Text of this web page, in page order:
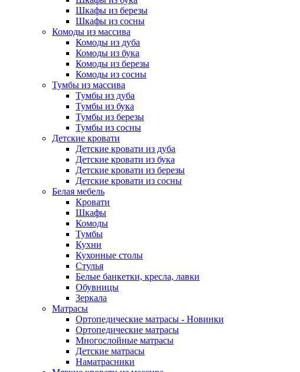
Шкафы из березы
Шкафы из сосны
Комоды из массива
Комоды из дуба
Комоды из бука
Комоды из березы
Комоды из сосны
Тумбы из массива
Тумбы из дуба
Тумбы из бука
Тумбы из березы
Тумбы из сосны
Детские кровати
Детские кровати из дуба
Детские кровати из бука
Детские кровати из березы
Детские кровати из сосны
Белая мебель
Кровати
Шкафы
Комоды
Тумбы
Кухни
Кухонные столы
Стулья
Белые банкетки, кресла, лавки
Обувницы
Зеркала
Матрасы
Ортопедические матрасы - Новинки
Ортопедические матрасы
Многослойные матрасы
Детские матрасы
Наматрасники